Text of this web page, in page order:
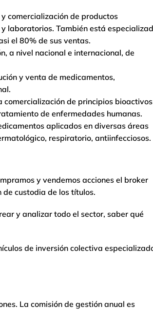
comercialización de productos
laboratorios. También está
el 80% de sus ventas.
a nivel nacional e internacional, de
y venta de medicamentos,
de principios
de enfermedades humanas.
aplicados en diversas áreas
respiratorio, antiinfecciosos.
y vendemos acciones el broker
de custodia de los títulos.
y analizar todo el sector, saber qué
de inversión colectiva
La comisión de gestión anual es